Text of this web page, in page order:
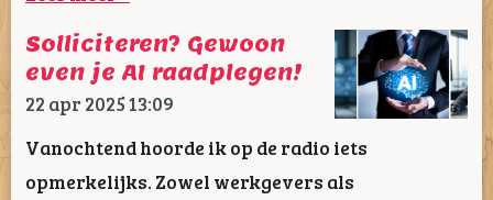
Solliciteren? Gewoon
even je AI raadplegen!
22 apr 202513:09
Vanochtend hoorde ik op de radio iets
opmerkelijks. Zowel werkgevers als